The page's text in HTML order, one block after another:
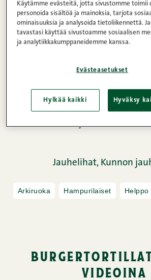
Käytämme evästeitä, jotta sivustomme toimii
personoida sisältöä ja mainoksia, tarjota
ominaisuuksia ja analysoida tietoliikennettä.
tavastasi käyttää sivustoamme sosiaalisen
ja analytiikkakumppaneidemme kanssa.
Evästeasetukset
Hylkää kaikki Hyväksy